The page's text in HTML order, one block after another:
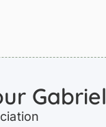
Gabriel